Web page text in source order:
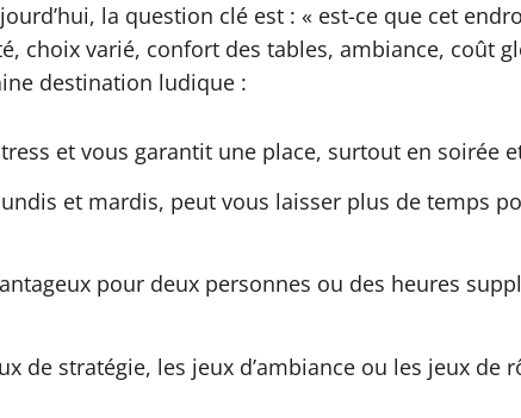
la question clé est : « est-ce que cet
choix varié, confort des tables, ambiance, coût
destination ludique :
et vous garantit une place, surtout en soirée
et mardis, peut vous laisser plus de temps
pour deux personnes ou des heures
de stratégie, les jeux d’ambiance ou les jeux de